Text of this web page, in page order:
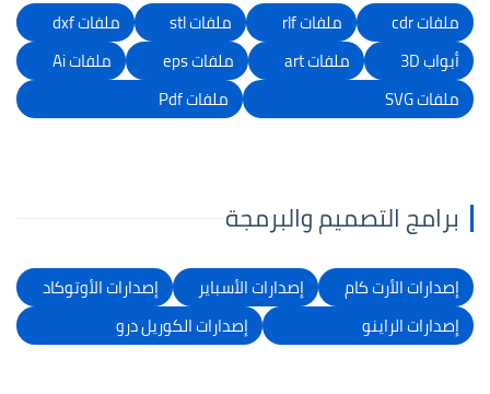
ملفات cdr ملفات rlf ملفات stl
ملفات dxf
أبواب 3D
ملفات art ملفات eps
ملفات Ai
ملفات SVG
ملفات Pdf
برامج التصميم والبرمجة
إصدارات الأرت كام إصدارات الأسباير
إصدارات الأوتوكاد
إصدارات الراينو
إصدارات الكوريل درو